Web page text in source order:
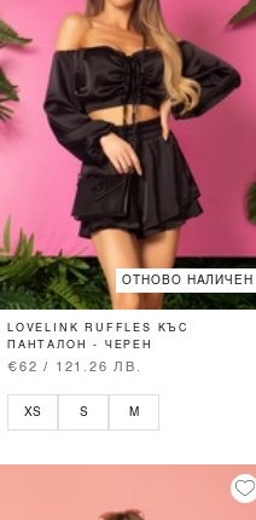
ОТНОВО НАЛИЧЕН
LOVELINK RUFFLES КЪС
ПАНТАЛОН - ЧЕРЕН
€62 / 121.26 ЛВ.
XS S M